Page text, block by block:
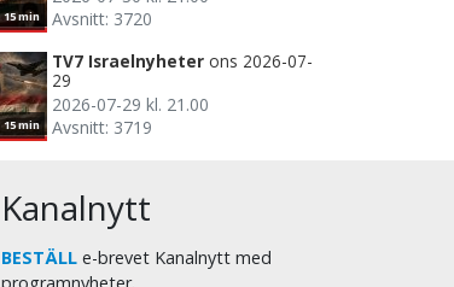
15 min
Avsnitt: 3720
15 min
TV7 Israelnyheter ons 2026-07-
29
2026-07-29 kl. 21.00
Avsnitt: 3719
Kanalnytt
BESTÄLL e-brevet Kanalnytt med
programnyheter.